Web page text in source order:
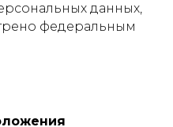
данных,
федеральным